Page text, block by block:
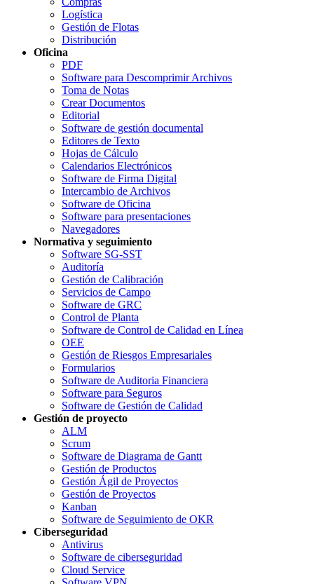
Logística
Gestión de Flotas
Distribución
Oficina
PDF
Software para Descomprimir Archivos
Toma de Notas
Crear Documentos
Editorial
Software de gestión documental
Editores de Texto
Hojas de Cálculo
Calendarios Electrónicos
Software de Firma Digital
Intercambio de Archivos
Software de Oficina
Software para presentaciones
Navegadores
Normativa y seguimiento
Software SG-SST
Auditoría
Gestión de Calibración
Servicios de Campo
Software de GRC
Control de Planta
Software de Control de Calidad en Línea
OEE
Gestión de Riesgos Empresariales
Formularios
Software de Auditoria Financiera
Software para Seguros
Software de Gestión de Calidad
Gestión de proyecto
ALM
Scrum
Software de Diagrama de Gantt
Gestión de Productos
Gestión Ágil de Proyectos
Gestión de Proyectos
Kanban
Software de Seguimiento de OKR
Ciberseguridad
Antivirus
Software de ciberseguridad
Cloud Service